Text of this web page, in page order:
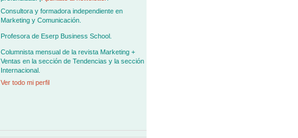
Consultora y formadora independiente en
Marketing y Comunicación.
Profesora de Eserp Business School.
Columnista mensual de la revista Marketing +
Ventas en la sección de Tendencias y la sección
Internacional.
Ver todo mi perfil